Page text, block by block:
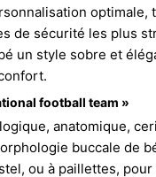
optimale,
de sécurité les plus
un style sobre et
football team »
anatomique,
buccale de
ou à paillettes,